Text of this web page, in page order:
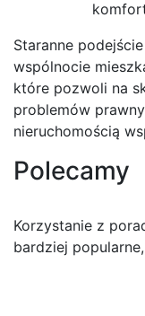
Staranne
wspólnocie
które pozwoli na
problemów
nieruchomością
Polecamy
Korzystanie z
bardziej